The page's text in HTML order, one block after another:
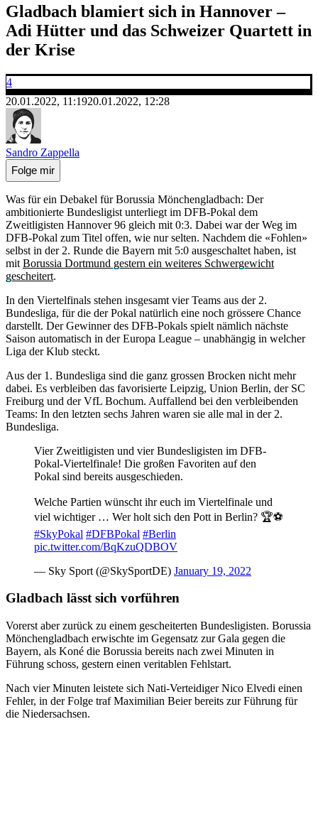
Gladbach blamiert sich in Hannover –
Adi Hütter und das Schweizer Quartett in
der Krise
4
20.01.2022, 11:1920.01.2022, 12:28
Sandro Zappella
Folge mir
Was für ein Debakel für Borussia Mönchengladbach: Der
ambitionierte Bundesligist unterliegt im DFB-Pokal dem
Zweitligisten Hannover 96 gleich mit 0:3. Dabei war der Weg im
DFB-Pokal zum Titel offen, wie nur selten. Nachdem die «Fohlen»
selbst in der 2. Runde die Bayern mit 5:0 ausgeschaltet haben, ist
mit Borussia Dortmund gestern ein weiteres Schwergewicht
gescheitert.
In den Viertelfinals stehen insgesamt vier Teams aus der 2.
Bundesliga, für die der Pokal natürlich eine noch grössere Chance
darstellt. Der Gewinner des DFB-Pokals spielt nämlich nächste
Saison automatisch in der Europa League – unabhängig in welcher
Liga der Klub steckt.
Aus der 1. Bundesliga sind die ganz grossen Brocken nicht mehr
dabei. Es verbleiben das favorisierte Leipzig, Union Berlin, der SC
Freiburg und der VfL Bochum. Auffallend bei den verbleibenden
Teams: In den letzten sechs Jahren waren sie alle mal in der 2.
Bundesliga.
Vier Zweitligisten und vier Bundesligisten im DFB-
Pokal-Viertelfinale! Die großen Favoriten auf den
Pokal sind bereits ausgeschieden.
Welche Partien wünscht ihr euch im Viertelfinale und
viel wichtiger … Wer holt sich den Pott in Berlin? 🏆⚽️
#SkyPokal #DFBPokal #Berlin
pic.twitter.com/BqKzuQDBOV
— Sky Sport (@SkySportDE) January 19, 2022
Gladbach lässt sich vorführen
Vorerst aber zurück zu einem gescheiterten Bundesligisten. Borussia
Mönchengladbach erwischte im Gegensatz zur Gala gegen die
Bayern, als Koné die Borussia bereits nach zwei Minuten in
Führung schoss, gestern einen veritablen Fehlstart.
Nach vier Minuten leistete sich Nati-Verteidiger Nico Elvedi einen
Fehler, in der Folge traf Maximilian Beier bereits zur Führung für
die Niedersachsen.